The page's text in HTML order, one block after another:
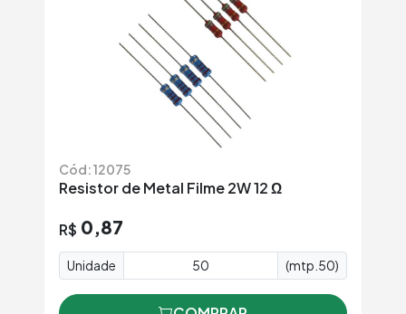
Cód: 12075
Resistor de Metal Filme 2W 12 Ω
R$ 0,87
Unidade (mtp.50)